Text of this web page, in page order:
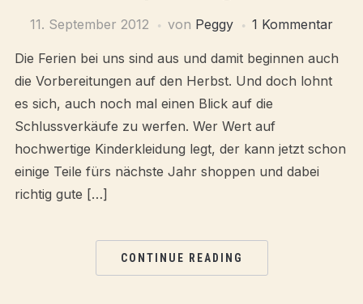
11. September 2012 von Peggy 1 Kommentar
Die Ferien bei uns sind aus und damit beginnen auch
die Vorbereitungen auf den Herbst. Und doch lohnt
es sich, auch noch mal einen Blick auf die
Schlussverkäufe zu werfen. Wer Wert auf
hochwertige Kinderkleidung legt, der kann jetzt schon
einige Teile fürs nächste Jahr shoppen und dabei
richtig gute […]
CONTINUE READING